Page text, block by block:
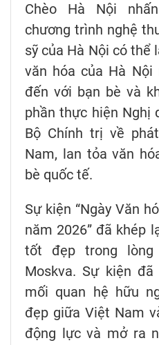
Chèo Hà Nội
chương trình nghệ
sỹ của Hà Nội có thể
văn hóa của Hà Nội
đến với bạn bè và
phần thực hiện Nghị
Bộ Chính trị về
Nam, lan tỏa văn
bè quốc tế.
Sự kiện “Ngày Văn
năm 2026” đã khép
tốt đẹp trong
Moskva. Sự kiện
mối quan hệ hữu
đẹp giữa Việt Nam
động lực và mở ra